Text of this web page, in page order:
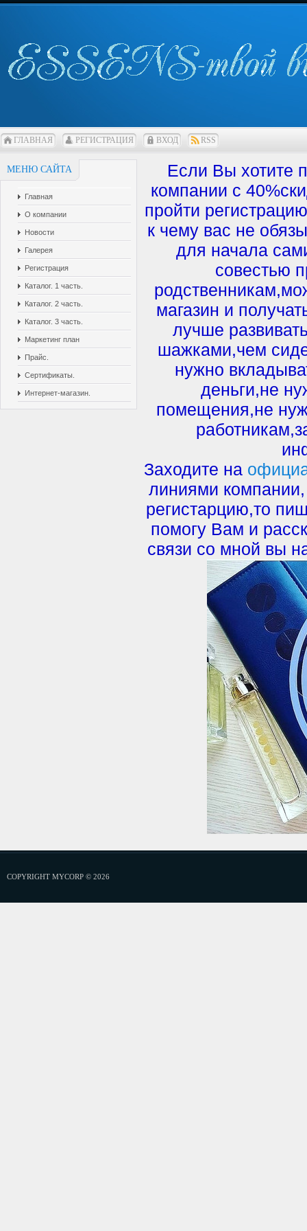
ГЛАВНАЯ РЕГИСТРАЦИЯ ВХОД RSS
МЕНЮ САЙТА
Главная
О компании
Новости
Галерея
Регистрация
Каталог. 1 часть.
Каталог. 2 часть.
Каталог. 3 часть.
Маркетинг план
Прайс.
Сертификаты.
Интернет-магазин.
Если Вы хотите
компании с
пройти
к чему вас не
для начала
совестью
магазин и
лучше
шажками,чем
нужно
деньги,не
помещения,не
Заходите на
линиями
регистарцию,то
помогу Вам и
связи со мной вы
COPYRIGHT MYCORP © 2026